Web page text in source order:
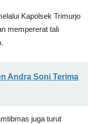
Kapolsek Trimurjo
mempererat tali
Andra Soni Terima
juga turut